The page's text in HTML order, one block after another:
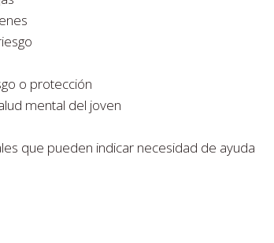
o protección
mental del joven
que pueden indicar necesidad de ayuda